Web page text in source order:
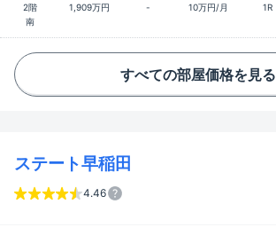
2階 1,909万円 - 10万円/月 1R
南
すべての部屋価格を見る
ステート早稲田
4.46